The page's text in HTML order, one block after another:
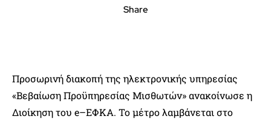
Share
Προσωρινή διακοπή της ηλεκτρονικής υπηρεσίας
«Βεβαίωση Προϋπηρεσίας Μισθωτών» ανακοίνωσε η
Διοίκηση του e–ΕΦΚΑ. Το μέτρο λαμβάνεται στο